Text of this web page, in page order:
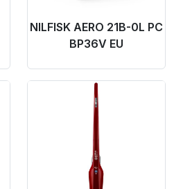
NILFISK AERO 21B-0L PC
BP36V EU
Product Link